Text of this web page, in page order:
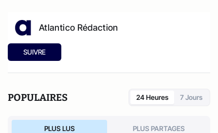
Atlantico Rédaction
SUIVRE
POPULAIRES 24 Heures 7 Jours
PLUS LUS PLUS PARTAGES